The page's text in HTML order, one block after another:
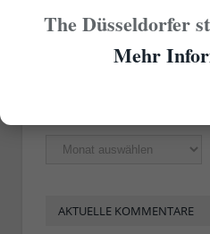
Rubriken
Ältere
Artikel
AKTUELLE KOMMENTARE
The Düsseldorfer
Mehr